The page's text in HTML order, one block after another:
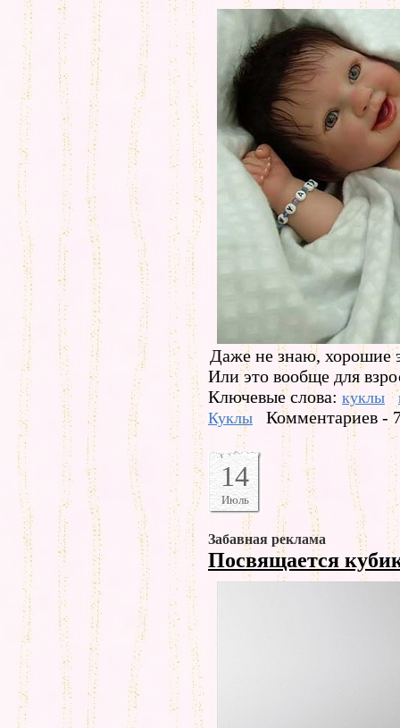
Даже не знаю, хорошие
Или это вообще для
Ключевые слова: куклы
Куклы
Комментариев -
14
Июль
Забавная реклама
Посвящается